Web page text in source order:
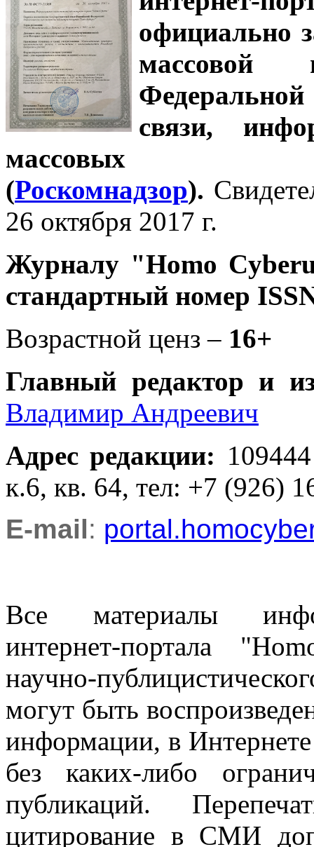
официально
связи,
массовых
(Роскомнадзор).
26 октября 2017 г.
Журналу "Homo
стандартный номер
Возрастной ценз – 16+
Главный редактор и
Владимир Андреевич
Адрес редакции:
к.6, кв. 64, тел: +7 (926)
E-mail:
Все материалы
интернет-портала
научно-
могут быть
информации, в
без каких-либо
публикаций.
цитирование в СМИ